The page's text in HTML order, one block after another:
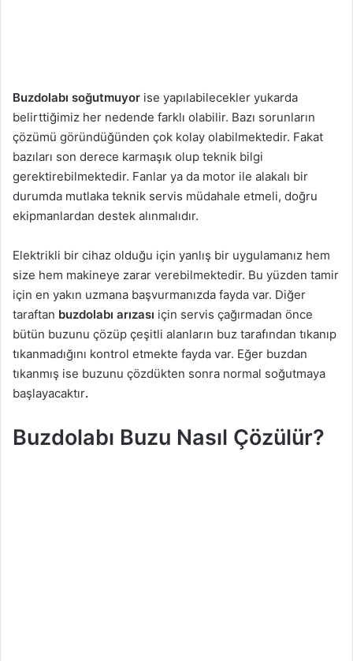
Buzdolabı soğutmuyor ise yapılabilecekler yukarda
belirttiğimiz her nedende farklı olabilir. Bazı sorunların
çözümü göründüğünden çok kolay olabilmektedir. Fakat
bazıları son derece karmaşık olup teknik bilgi
gerektirebilmektedir. Fanlar ya da motor ile alakalı bir
durumda mutlaka teknik servis müdahale etmeli, doğru
ekipmanlardan destek alınmalıdır.
Elektrikli bir cihaz olduğu için yanlış bir uygulamanız hem
size hem makineye zarar verebilmektedir. Bu yüzden tamir
için en yakın uzmana başvurmanızda fayda var. Diğer
taraftan buzdolabı arızası için servis çağırmadan önce
bütün buzunu çözüp çeşitli alanların buz tarafından tıkanıp
tıkanmadığını kontrol etmekte fayda var. Eğer buzdan
tıkanmış ise buzunu çözdükten sonra normal soğutmaya
başlayacaktır.
Buzdolabı Buzu Nasıl Çözülür?